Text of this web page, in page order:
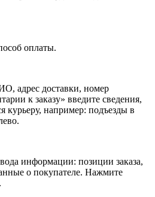
оплаты.
адрес доставки, номер
к заказу» введите сведения,
курьеру, например: подъезды в
информации: позиции заказа,
о покупателе. Нажмите